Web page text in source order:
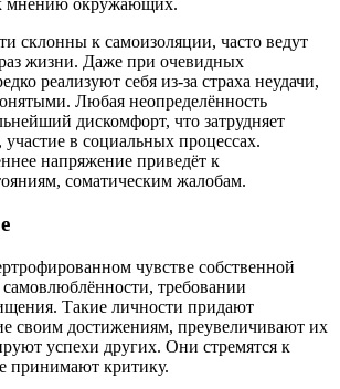
мнению окружающих.
склонны к самоизоляции, часто ведут
жизни. Даже при очевидных
реализуют себя из-за страха неудачи,
Любая неопределённость
дискомфорт, что затрудняет
в социальных процессах.
напряжение приведёт к
соматическим жалобам.
чувстве собственной
требовании
Такие личности придают
своим достижениям, преувеличивают их
успехи других. Они стремятся к
принимают критику.